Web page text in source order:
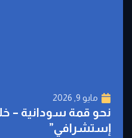
مايو 9, 2026
نحو قمة سودانية –
إستشرافي”